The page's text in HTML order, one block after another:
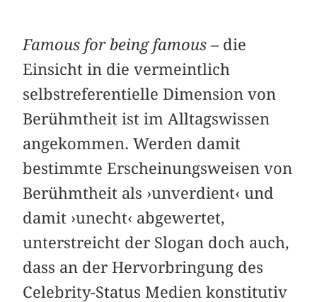
Famous for being famous – die
Einsicht in die vermeintlich
selbstreferentielle Dimension von
Berühmtheit ist im Alltagswissen
angekommen. Werden damit
bestimmte Erscheinungsweisen von
Berühmtheit als ›unverdient‹ und
damit ›unecht‹ abgewertet,
unterstreicht der Slogan doch auch,
dass an der Hervorbringung des
Celebrity-­Status Medien konstitutiv